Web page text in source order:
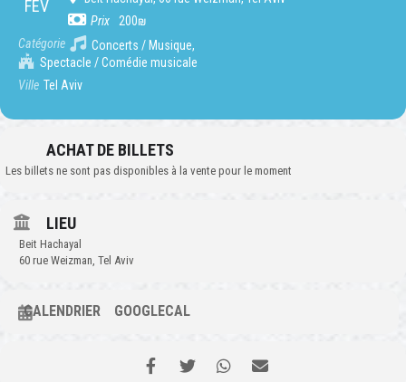
FEV
Prix
200₪
Catégorie
Concerts / Musique,
Spectacle / Comédie musicale
Ville Tel Aviv
ACHAT DE BILLETS
Les billets ne sont pas disponibles à la vente pour le moment
LIEU
Beit Hachayal
60 rue Weizman, Tel Aviv
CALENDRIER GOOGLECAL